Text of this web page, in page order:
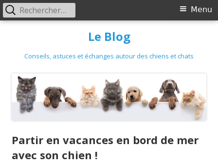
content
Le Blog
Conseils, astuces et échanges autour des chiens et chats
Primary
Menu
Menu
Rechercher :
Partir en vacances en bord de mer
avec son chien !